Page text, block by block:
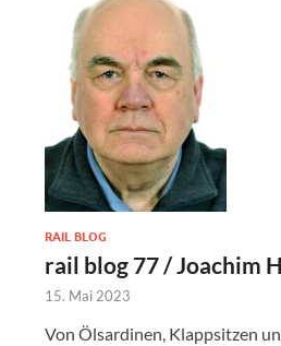
RAIL BLOG
rail blog 77 / Joachim
15. Mai 2023
Von Ölsardinen, Klappsitzen